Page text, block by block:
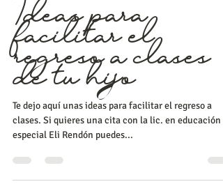
Transpersonal Playa
7 sept 2021
1 min de lectura
Ideas para
facilitar el
regreso a clases
de tu hijo
Te dejo aquí unas ideas para facilitar el regreso a
especial Eli Rendón puedes...